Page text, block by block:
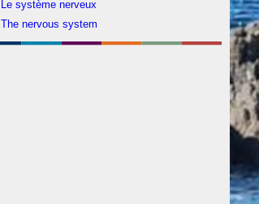
Le système nerveux
The nervous system